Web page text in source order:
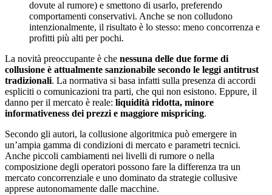
dovute al rumore) e smettono di usarlo, preferendo
comportamenti conservativi. Anche se non colludono
intenzionalmente, il risultato è lo stesso: meno concorrenza e
profitti più alti per pochi.
La novità preoccupante è che nessuna delle due forme di
collusione è attualmente sanzionabile secondo le leggi antitrust
tradizionali. La normativa si basa infatti sulla presenza di accordi
espliciti o comunicazioni tra parti, che qui non esistono. Eppure, il
danno per il mercato è reale: liquidità ridotta, minore
informativeness dei prezzi e maggiore mispricing.
Secondo gli autori, la collusione algoritmica può emergere in
un’ampia gamma di condizioni di mercato e parametri tecnici.
Anche piccoli cambiamenti nei livelli di rumore o nella
composizione degli operatori possono fare la differenza tra un
mercato concorrenziale e uno dominato da strategie collusive
apprese autonomamente dalle macchine.